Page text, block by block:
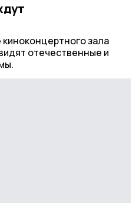
зала
отечественные и